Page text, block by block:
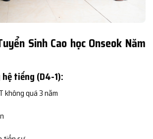
Sinh Cao học Onseok Năm
tiếng (D4-1):
không quá 3 năm